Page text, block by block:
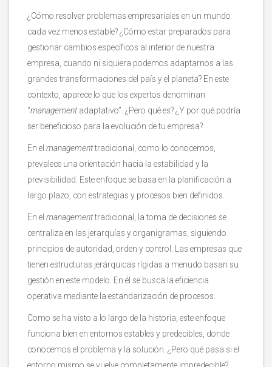
¿Cómo resolver problemas empresariales en un mundo
cada vez menos estable? ¿Cómo estar preparados para
gestionar cambios específicos al interior de nuestra
empresa, cuando ni siquiera podemos adaptarnos a las
grandes transformaciones del país y el planeta? En este
contexto, aparece lo que los expertos denominan
“managementadaptativo”. ¿Pero qué es? ¿Y por qué podría
ser beneficioso para la evolución de tu empresa?
En el managementtradicional, como lo conocemos,
prevalece una orientación hacia la estabilidad y la
previsibilidad. Este enfoque se basa en la planificación a
largo plazo, con estrategias y procesos bien definidos.
En el managementtradicional, la toma de decisiones se
centraliza en las jerarquías y organigramas, siguiendo
principios de autoridad, orden y control. Las empresas que
tienen estructuras jerárquicas rígidas a menudo basan su
gestión en este modelo. En él se busca la eficiencia
operativa mediante la estandarización de procesos.
Como se ha visto a lo largo de la historia, este enfoque
funciona bien en entornos estables y predecibles, donde
conocemos el problema y la solución. ¿Pero qué pasa si el